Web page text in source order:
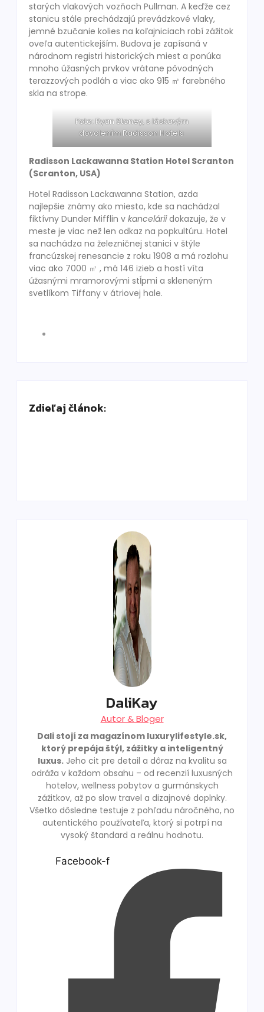
starých vlakových vozňoch Pullman. A keďže cez
stanicu stále prechádzajú prevádzkové vlaky,
jemné bzučanie kolies na koľajniciach robí zážitok
oveľa autentickejším. Budova je zapísaná v
národnom registri historických miest a ponúka
mnoho úžasných prvkov vrátane pôvodných
terazzových podláh a viac ako 915 ㎡ farebného
skla na strope.
Foto: Ryan Stoney, s láskavým
dovolením Radisson Hotels
Radisson Lackawanna Station Hotel Scranton
(Scranton, USA)
Hotel Radisson Lackawanna Station, azda
najlepšie známy ako miesto, kde sa nachádzal
fiktívny Dunder Mifflin v kanceláriidokazuje, že v
meste je viac než len odkaz na popkultúru. Hotel
sa nachádza na železničnej stanici v štýle
francúzskej renesancie z roku 1908 a má rozlohu
viac ako 7000 ㎡ , má 146 izieb a hostí víta
úžasnými mramorovými stĺpmi a skleneným
svetlíkom Tiffany v átriovej hale.
Zdieľaj článok:
DaliKay
Autor & Bloger
Dali stojí za magazínom luxurylifestyle.sk,
ktorý prepája štýl, zážitky a inteligentný
luxus.Jeho cit pre detail a dôraz na kvalitu sa
odráža v každom obsahu – od recenzií luxusných
hotelov, wellness pobytov a gurmánskych
zážitkov, až po slow travel a dizajnové doplnky.
Všetko dôsledne testuje z pohľadu náročného, no
autentického používateľa, ktorý si potrpí na
vysoký štandard a reálnu hodnotu.
Facebook-f